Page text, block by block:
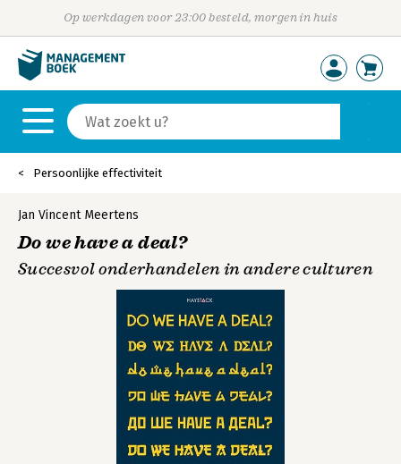
Op werkdagen voor 23:00 besteld, morgen in huis
Persoonlijke effectiviteit
Jan Vincent Meertens
Do we have a deal?
Succesvol onderhandelen in andere culturen